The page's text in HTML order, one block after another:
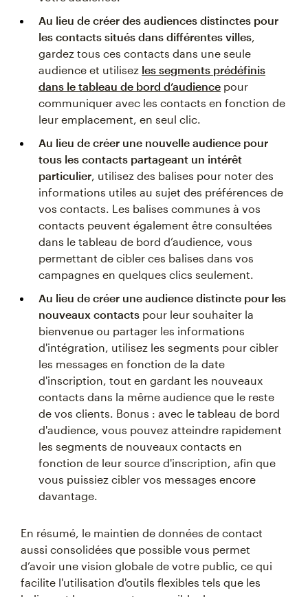
Au lieu de créer des audiences distinctes pour
les contacts situés dans différentes villes
gardez tous ces contacts dans une seule
audience et utilisez les segments prédéfinis
dans le tableau de bord d’audience pour
communiquer avec les contacts en fonction de
leur emplacement, en seul clic.
Au lieu de créer une nouvelle audience pour
tous les contacts partageant un intérêt
particulier , utilisez des balises pour noter des
informations utiles au sujet des préférences de
vos contacts. Les balises communes à vos
contacts peuvent également être consultées
dans le tableau de bord d’audience, vous
permettant de cibler ces balises dans vos
campagnes en quelques clics seulement.
Au lieu de créer une audience distincte pour les
nouveaux contacts pour leur souhaiter la
bienvenue ou partager les informations
d'intégration, utilisez les segments pour cibler
les messages en fonction de la date
d'inscription, tout en gardant les nouveaux
contacts dans la même audience que le reste
de vos clients. Bonus : avec le tableau de bord
d'audience, vous pouvez atteindre rapidement
les segments de nouveaux contacts en
fonction de leur source d'inscription, afin que
vous puissiez cibler vos messages encore
davantage.
En résumé, le maintien de données de contact
aussi consolidées que possible vous permet
d’avoir une vision globale de votre public, ce qui
facilite l'utilisation d'outils flexibles tels que les